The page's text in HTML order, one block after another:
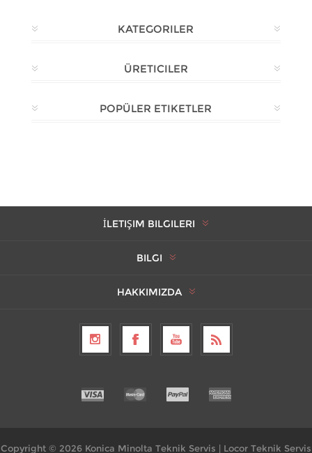
KATEGORILER
ÜRETICILER
POPÜLER ETIKETLER
İLETIŞIM BILGILERI
BILGI
HAKKIMIZDA
Copyright © 2026 Konica Minolta Teknik Servis | Locor Teknik Servis